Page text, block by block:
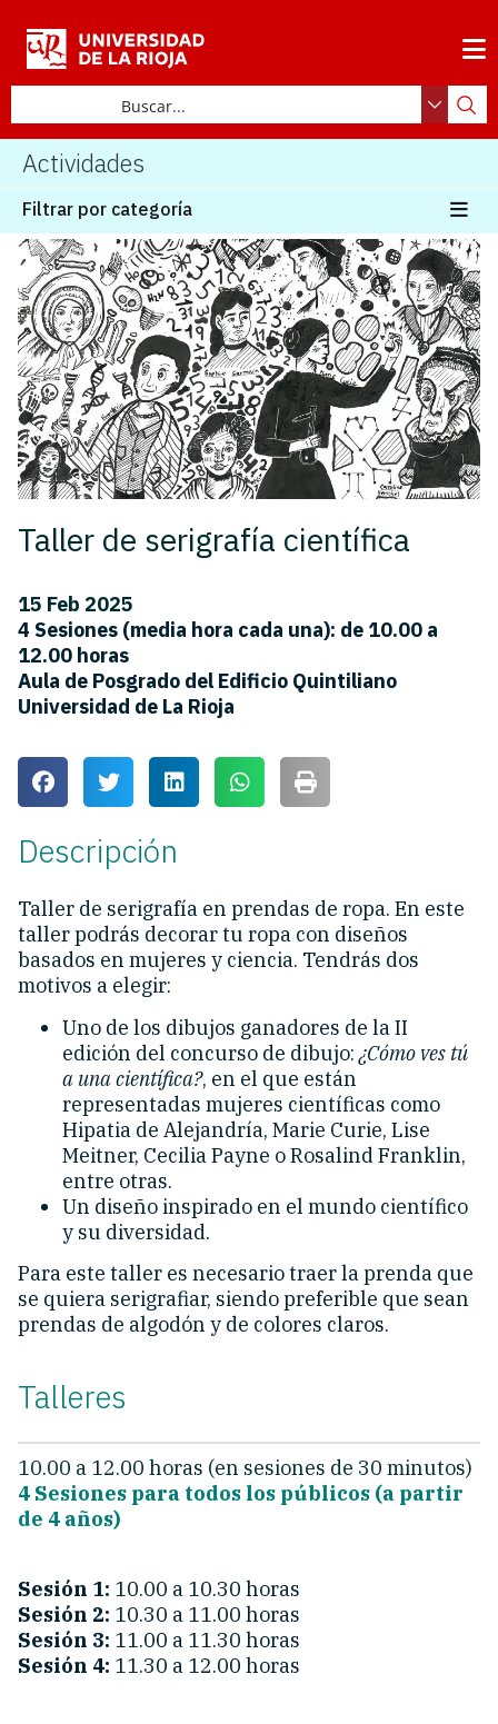
Actividades
Filtrar por categoría
Taller de serigrafía científica
15 Feb 2025
4 Sesiones (media hora cada una): de 10.00 a
12.00 horas
Aula de Posgrado del Edificio Quintiliano
Universidad de La Rioja
Descripción
Taller de serigrafía en prendas de ropa. En este
taller podrás decorar tu ropa con diseños
basados en mujeres y ciencia. Tendrás dos
motivos a elegir:
Uno de los dibujos ganadores de la II
edición del concurso de dibujo:¿Cómo ves tú
a una científica?, en el que están
representadas mujeres científicas como
Hipatia de Alejandría, Marie Curie, Lise
Meitner, Cecilia Payne o Rosalind Franklin,
entre otras.
Un diseño inspirado en el mundo científico
y su diversidad.
Para este taller es necesario traer la prenda que
se quiera serigrafiar, siendo preferible que sean
prendas de algodón y de colores claros.
Talleres
10.00 a 12.00 horas (en sesiones de 30 minutos)
4 Sesiones para todos los públicos (a partir
de 4 años)
Sesión 1: 10.00 a 10.30 horas
Sesión 2: 10.30 a 11.00 horas
Sesión 3: 11.00 a 11.30 horas
Sesión 4: 11.30 a 12.00 horas